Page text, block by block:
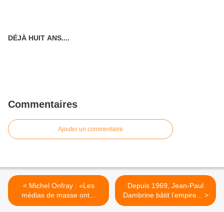
DÉJÀ HUIT ANS....
Commentaires
Ajouter un commentaire
< Michel Onfray : «Les
médias de masse ont...
Depuis 1969, Jean-Paul
Dambrine bâtit l’empire... >